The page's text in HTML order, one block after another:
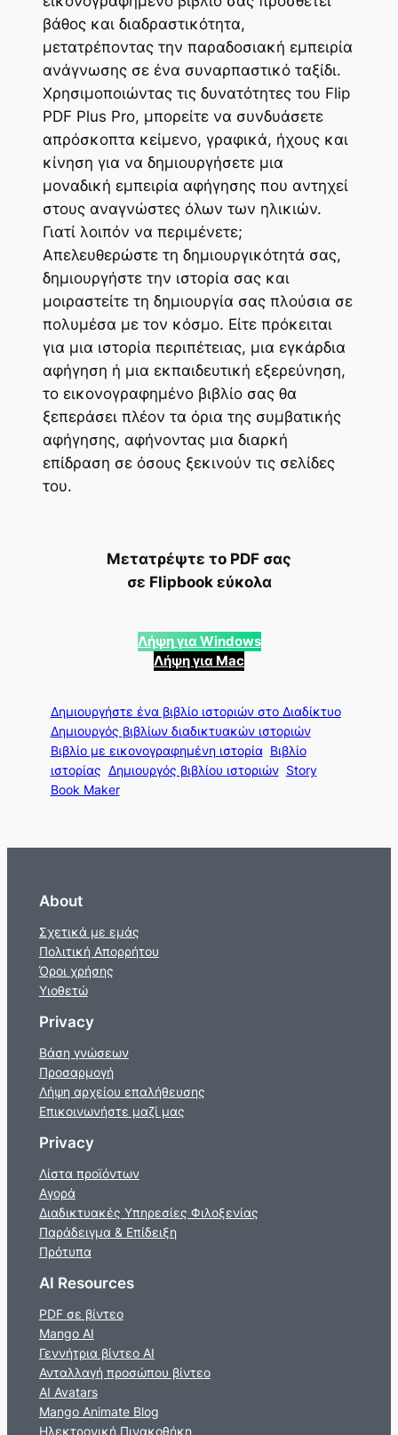
βάθος και διαδραστικότητα,
μετατρέποντας την παραδοσιακή εμπειρία
ανάγνωσης σε ένα συναρπαστικό ταξίδι.
Χρησιμοποιώντας τις δυνατότητες του Flip
PDF Plus Pro, μπορείτε να συνδυάσετε
απρόσκοπτα κείμενο, γραφικά, ήχους και
κίνηση για να δημιουργήσετε μια
μοναδική εμπειρία αφήγησης που αντηχεί
στους αναγνώστες όλων των ηλικιών.
Γιατί λοιπόν να περιμένετε;
Απελευθερώστε τη δημιουργικότητά σας,
δημιουργήστε την ιστορία σας και
μοιραστείτε τη δημιουργία σας πλούσια σε
πολυμέσα με τον κόσμο. Είτε πρόκειται
για μια ιστορία περιπέτειας, μια εγκάρδια
αφήγηση ή μια εκπαιδευτική εξερεύνηση,
το εικονογραφημένο βιβλίο σας θα
ξεπεράσει πλέον τα όρια της συμβατικής
αφήγησης, αφήνοντας μια διαρκή
επίδραση σε όσους ξεκινούν τις σελίδες
του.
Μετατρέψτε το PDF σας
σε Flipbook εύκολα
Λήψη για Windows
Λήψη για Mac
Δημιουργήστε ένα βιβλίο ιστοριών στο Διαδίκτυο
Δημιουργός βιβλίων διαδικτυακών ιστοριών
Βιβλίο με εικονογραφημένη ιστορία Βιβλίο
ιστορίας Δημιουργός βιβλίου ιστοριών Story
Book Maker
About
Σχετικά με εμάς
Πολιτική Απορρήτου
Όροι χρήσης
Υιοθετώ
Privacy
Βάση γνώσεων
Προσαρμογή
Λήψη αρχείου επαλήθευσης
Επικοινωνήστε μαζί μας
Privacy
Λίστα προϊόντων
Αγορά
Διαδικτυακές Υπηρεσίες Φιλοξενίας
Παράδειγμα & Επίδειξη
Πρότυπα
AI Resources
PDF σε βίντεο
Mango AI
Γεννήτρια βίντεο AI
Ανταλλαγή προσώπου βίντεο
AI Avatars
Mango Animate Blog
Ηλεκτρονική Πινακοθήκη